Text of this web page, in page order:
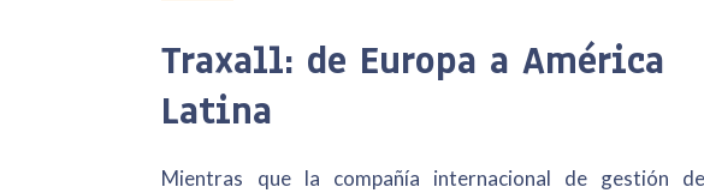
Traxall: de Europa a América
Latina
Mientras que la compañía internacional de gestión